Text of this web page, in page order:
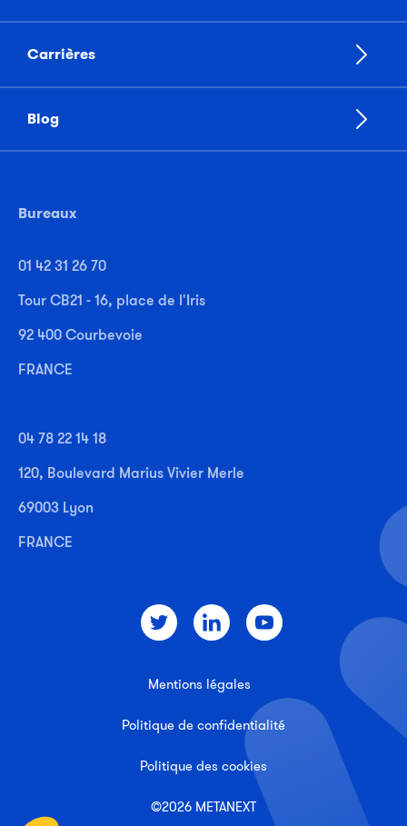
Carrières
Blog
Bureaux
01 42 31 26 70
Tour CB21 - 16, place de l'Iris
92 400 Courbevoie
FRANCE
04 78 22 14 18
120, Boulevard Marius Vivier Merle
69003 Lyon
FRANCE
Mentions légales
Politique de confidentialité
Politique des cookies
©2026 METANEXT